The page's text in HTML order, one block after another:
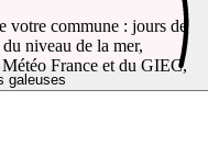
galeuses
votre commune : jours de
niveau de la mer,
Météo France et du GIEC,